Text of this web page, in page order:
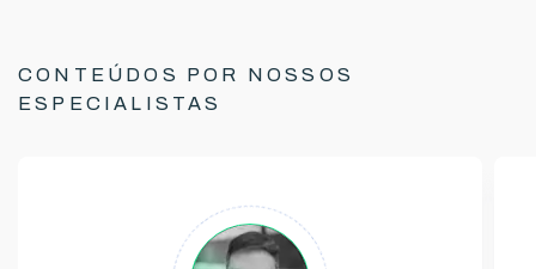
CONTEÚDOS POR NOSSOS
ESPECIALISTAS